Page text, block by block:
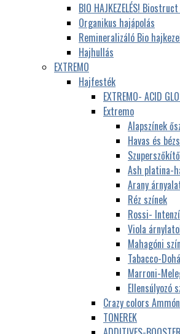
BIO HAJKEZELÉS!
Organikus hajápolás
Remineralizáló Bio
Hajhullás
EXTREMO
Hajfesték
EXTREMO- ACID
Extremo
Alapszínek
Havas és
Ash platina-
Arany
Réz színek
Rossi-
Viola
Mahagóni
Tabacco-
Marroni-
Ellensúlyozó
Crazy colors
TONEREK